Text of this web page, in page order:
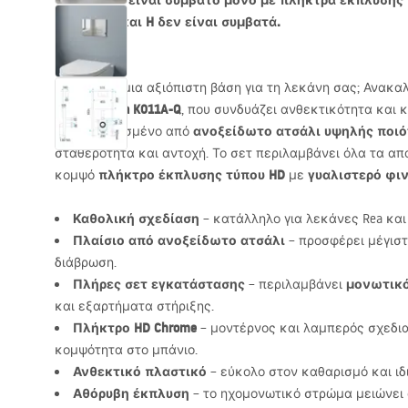
τύπου E, F και H δεν είναι συμβατά.
Αναζητάτε μια αξιόπιστη βάση για τη λεκάνη σας;
πλαίσιο Rea K011A-Q, που συνδυάζει ανθεκτικότητα και
Κατασκευασμένο από ανοξείδωτο ατσάλι υψηλής
σταθερότητα και αντοχή. Το σετ περιλαμβάνει όλα τα
κομψό πλήκτρο έκπλυσης τύπου HD με γυαλιστερό
Καθολική σχεδίαση – κατάλληλο για λεκάνες Rea
Πλαίσιο από ανοξείδωτο ατσάλι – προσφέρει
διάβρωση.
Πλήρες σετ εγκατάστασης – περιλαμβάνει
και εξαρτήματα στήριξης.
Πλήκτρο HD Chrome – μοντέρνος και λαμπερός
κομψότητα στο μπάνιο.
Ανθεκτικό πλαστικό – εύκολο στον καθαρισμό και
Αθόρυβη έκπλυση – το ηχομονωτικό στρώμα